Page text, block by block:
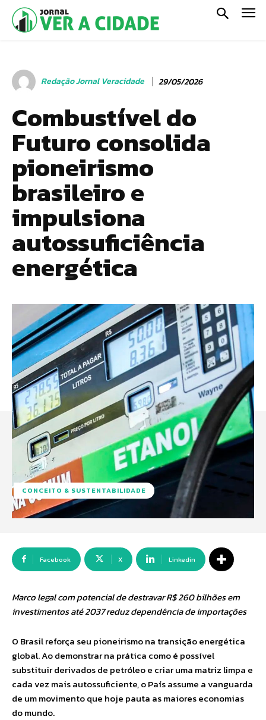
Redação Jornal Veracidade 29/05/2026
Combustível do
Futuro consolida
pioneirismo
brasileiro e
impulsiona
autossuficiência
energética
CONCEITO & SUSTENTABILIDADE
Facebook X Linkedin
Marco legal com potencial de destravar R$ 260 bilhões em
investimentos até 2037 reduz dependência de importações
O Brasil reforça seu pioneirismo na transição energética
global. Ao demonstrar na prática como é possível
substituir derivados de petróleo e criar uma matriz limpa e
cada vez mais autossuficiente, o País assume a vanguarda
de um movimento que hoje pauta as maiores economias
do mundo.